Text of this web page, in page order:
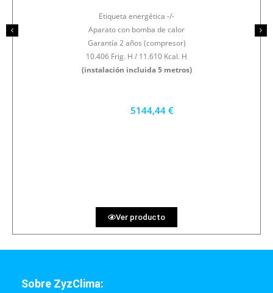
Etiqueta energética -/-
Aparato con bomba de calor
Garantía 2 años (compresor)
10.406 Frig. H / 11.610 Kcal. H
(instalación incluida 5 metros)
5144,44 €
Ver producto
Sobre ZyzClima: